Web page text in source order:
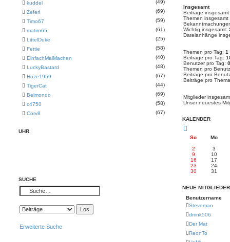
kuddel
(49)
Zeferl
(69)
Timo67
(59)
matiro65
(61)
LittelDuke
(25)
Fettie
(58)
EinfachMalMachen
(40)
LuckyBastard
(48)
Hoze1959
(67)
TigerCat
(44)
Belmondo
(69)
c4750
(58)
Corv8
(67)
UHR
SUCHE
Erweiterte Suche
Insgesamt
Beiträge insgesamt
Themen insgesamt
Wichtig insgesamt:
Dateianhänge
Themen pro Tag: 1
Beiträge pro Tag:
Benutzer pro Tag: 0
Themen pro
Beiträge pro
Beiträge pro
Mitglieder
Unser neuestes
KALENDER
So
Mo
2
3
9
10
16
17
23
24
30
31
NEUE MITGLIEDER
Benutzername
Steveman
dmnk506
Der Mat
ReonTo